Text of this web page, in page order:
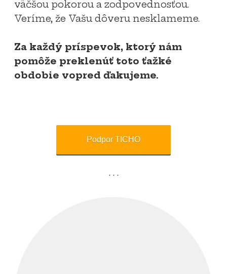
väčšou pokorou a zodpovednosťou.
Veríme, že Vašu dôveru nesklameme.
Za každý príspevok, ktorý nám
pomôže preklenúť toto ťažké
obdobie vopred ďakujeme.
Podpor TICHO